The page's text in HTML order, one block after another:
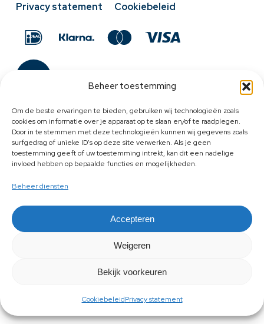
Beheer toestemming
Om de beste ervaringen te bieden, gebruiken wij technologieën zoals
cookies om informatie over je apparaat op te slaan en/of te raadplegen.
Door in te stemmen met deze technologieën kunnen wij gegevens zoals
surfgedrag of unieke ID's op deze site verwerken. Als je geen
toestemming geeft of uw toestemming intrekt, kan dit een nadelige
invloed hebben op bepaalde functies en mogelijkheden.
Beheer diensten
Accepteren
Weigeren
Bekijk voorkeuren
CookiebeleidPrivacy statement
Privacy statement
Cookiebeleid